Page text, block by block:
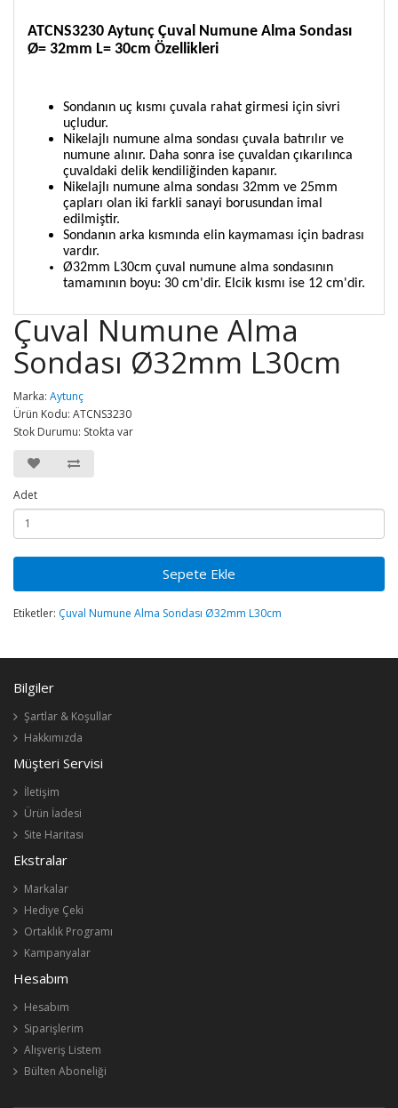
ATCNS3230 Aytunç Çuval Numune Alma Sondası
Ø= 32mm L= 30cm Özellikleri
Sondanın uç kısmı çuvala rahat girmesi için sivri
uçludur.
Nikelajlı numune alma sondası çuvala batırılır ve
numune alınır. Daha sonra ise çuvaldan çıkarılınca
çuvaldaki delik kendiliğinden kapanır.
Nikelajlı numune alma sondası 32mm ve 25mm
çapları olan iki farkli sanayi borusundan imal
edilmiştir.
Sondanın arka kısmında elin kaymaması için badrası
vardır.
Ø32mm L30cm çuval numune alma sondasının
tamamının boyu: 30 cm'dir. Elcik kısmı ise 12 cm'dir.
Çuval Numune Alma
Sondası Ø32mm L30cm
Marka: Aytunç
Ürün Kodu: ATCNS3230
Stok Durumu: Stokta var
Adet
Sepete Ekle
Etiketler: Çuval Numune Alma Sondası Ø32mm L30cm
Bilgiler
Şartlar & Koşullar
Hakkımızda
Müşteri Servisi
İletişim
Ürün İadesi
Site Haritası
Ekstralar
Markalar
Hediye Çeki
Ortaklık Programı
Kampanyalar
Hesabım
Hesabım
Siparişlerim
Alışveriş Listem
Bülten Aboneliği